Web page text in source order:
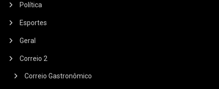
Política
Esportes
Geral
Correio 2
Correio Gastronômico